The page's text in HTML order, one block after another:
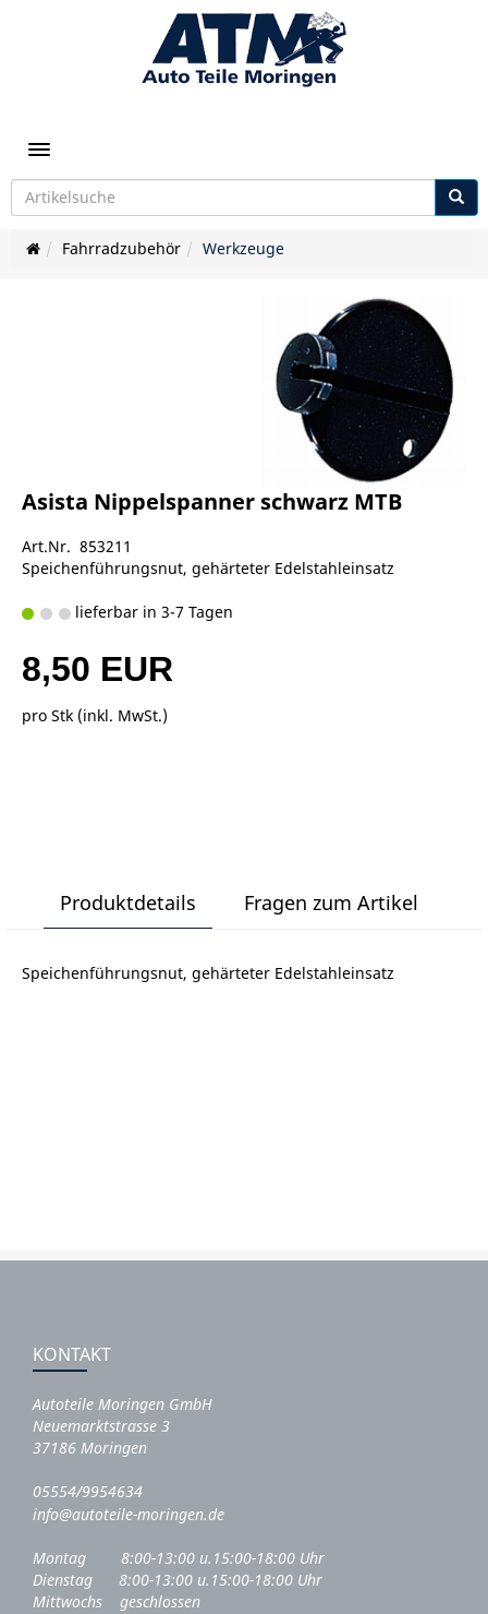
Toggle navigation
Fahrradzubehör Werkzeuge
Asista Nippelspanner schwarz MTB
Art.Nr. 853211
Speichenführungsnut, gehärteter Edelstahleinsatz
lieferbar in 3-7 Tagen
8,50 EUR
pro Stk (inkl. MwSt.)
Produktdetails Fragen zum Artikel
Speichenführungsnut, gehärteter Edelstahleinsatz
KONTAKT
Autoteile Moringen GmbH
Neuemarktstrasse 3
37186 Moringen
05554/9954634
info@autoteile-moringen.de
Montag 8:00-13:00 u.15:00-18:00 Uhr
Dienstag 8:00-13:00 u.15:00-18:00 Uhr
Mittwochs geschlossen